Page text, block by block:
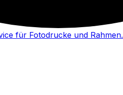
für Fotodrucke und Rahmen.